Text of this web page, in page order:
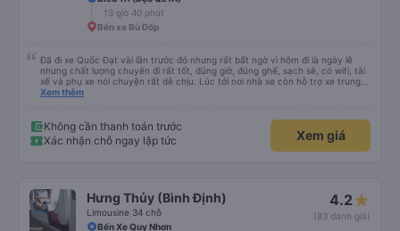
13 giờ 40 phút
Bến xe Bù Đốp
Đã đi xe Quốc Đạt vài lần trước đó nhưng rất bất ngờ vì hôm đi là ngày lễ
nhưng chất lượng chuyến đi rất tốt, đúng giờ, đúng ghế, sạch sẽ, có wifi, tài
xế và phụ xe nói chuyện rất dễ chịu. Lúc tới nơi nhà xe còn hỗ trợ xe trung
chuyển tới tận nhà. 10đ cho nhà xe, hy vọng nhà xe duy trì được chất lượng
Xem thêm
Không cần thanh toán trước
Xác nhận chỗ ngay lập tức
Xem giá
Hưng Thủy (Bình Định)
Limousine 34 chỗ
4.2
(83 đánh giá)
Bến Xe Quy Nhơn